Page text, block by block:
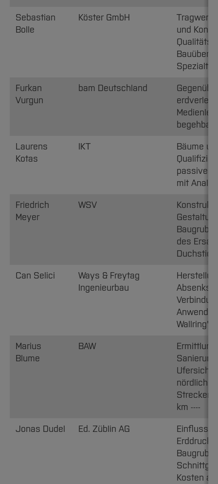
Sebastian
Bolle
Köster GmbH
und
Furkan
Vurgun
bam Deutschland
Laurens
Kotas
IKT
Bäume
passiven
mit
Friedrich
Meyer
WSV
des
Can Selici
Ways & Freytag
Ingenieurbau
Wallring"
Marius
Blume
BAW
km ----
Jonas Dudel Ed. Züblin AG
Einfluss
Kosten